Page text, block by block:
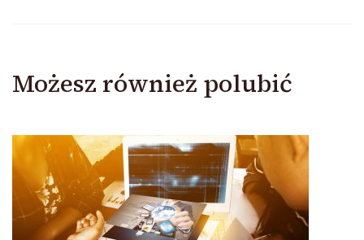
Możesz również polubić